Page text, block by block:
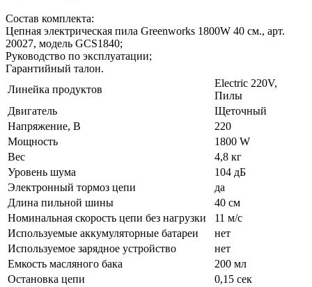
Состав комплекта:
Цепная электрическая пила Greenworks 1800W 40 см., арт.
20027, модель GCS1840;
Руководство по эксплуатации;
Гарантийный талон.
Линейка продуктов
Electric 220V,
Пилы
Двигатель
Щеточный
Напряжение, В
220
Мощность
1800 W
Вес
4,8 кг
Уровень шума
104 дБ
Электронный тормоз цепи
да
Длина пильной шины
40 см
Номинальная скорость цепи без нагрузки
11 м/с
Используемые аккумуляторные батареи
нет
Используемое зарядное устройство
нет
Емкость масляного бака
200 мл
Остановка цепи
0,15 сек